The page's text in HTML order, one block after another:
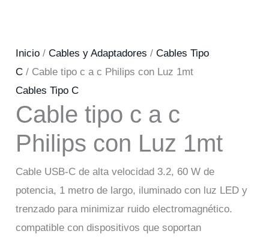
Inicio /Cables y Adaptadores /Cables Tipo
C / Cable tipo c a c Philips con Luz 1mt
Cables Tipo C
Cable tipo c a c
Philips con Luz 1mt
Cable USB-C de alta velocidad 3.2, 60 W de
potencia, 1 metro de largo, iluminado con luz LED y
trenzado para minimizar ruido electromagnético.
compatible con dispositivos que soportan